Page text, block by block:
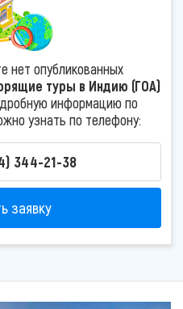
нет опубликованных
туры в Индию (ГОА)
информацию по
узнать по телефону:
344-21-38
заявку